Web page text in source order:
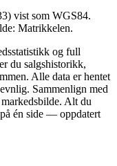
vist som WGS84.
Matrikkelen.
og full
du salgshistorikk,
Alle data er hentet
Sammenlign med
Alt du
på én side — oppdatert